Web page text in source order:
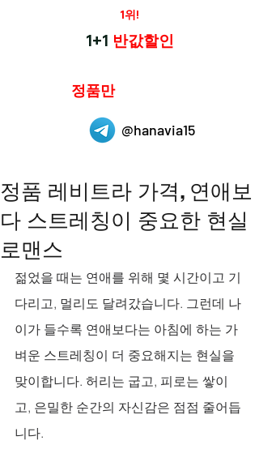
1위!
1+1 반값할인
정품만
@hanavia15
정품 레비트라 가격, 연애보
다 스트레칭이 중요한 현실
로맨스
젊었을 때는 연애를 위해 몇 시간이고 기
다리고, 멀리도 달려갔습니다. 그런데 나
이가 들수록 연애보다는 아침에 하는 가
벼운 스트레칭이 더 중요해지는 현실을
맞이합니다. 허리는 굽고, 피로는 쌓이
고, 은밀한 순간의 자신감은 점점 줄어듭
니다.